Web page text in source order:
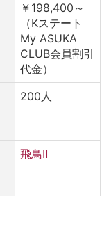
￥198,400～
（Kステート
My ASUKA
CLUB会員割引
代金）
200人
飛鳥Ⅱ